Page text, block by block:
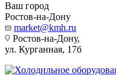
Ваш город
Ростов-на-Дону
market@kmh.ru
Ростов-на-Дону,
ул. Курганная, 17б